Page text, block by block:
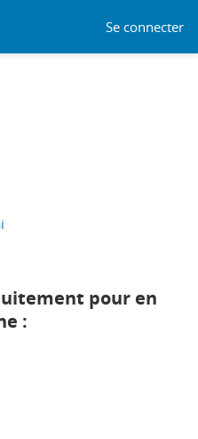
Se connecter
pour en
: